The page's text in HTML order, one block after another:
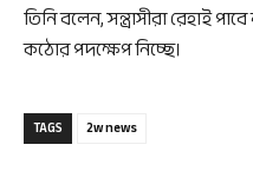
তিনি বলেন, সন্ত্রাসীরা রেহাই
কঠোর পদক্ষেপ নিচ্ছে।
TAGS 2w news